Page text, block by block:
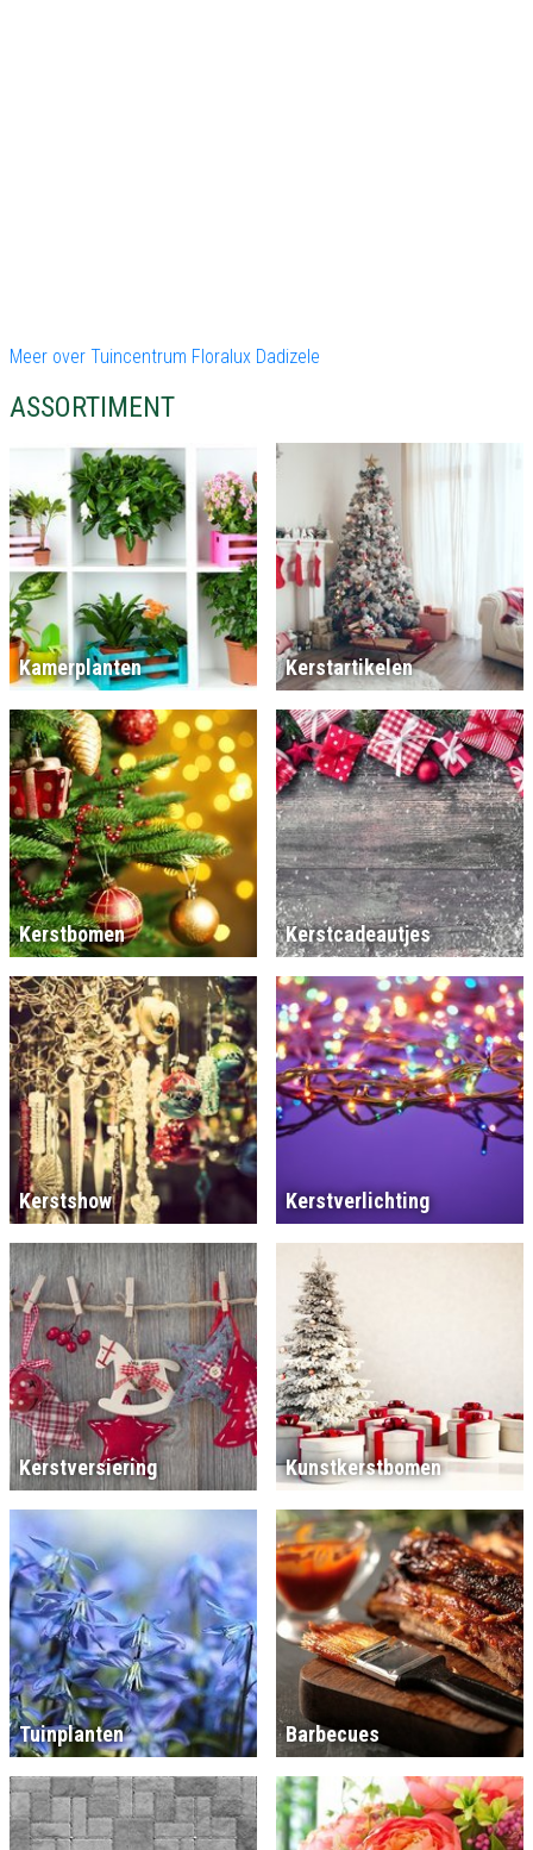
Meer over Tuincentrum Floralux Dadizele
ASSORTIMENT
Kamerplanten Kerstartikelen
Kerstbomen Kerstcadeautjes
Kerstshow Kerstverlichting
Kerstversiering Kunstkerstbomen
Tuinplanten Barbecues